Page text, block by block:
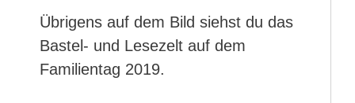
Übrigens auf dem Bild siehst du das
Bastel- und Lesezelt auf dem
Familientag 2019.